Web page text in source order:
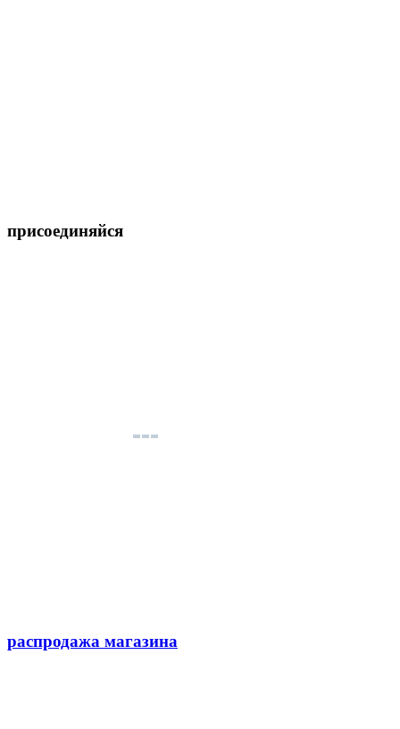
присоединяйся
распродажа магазина